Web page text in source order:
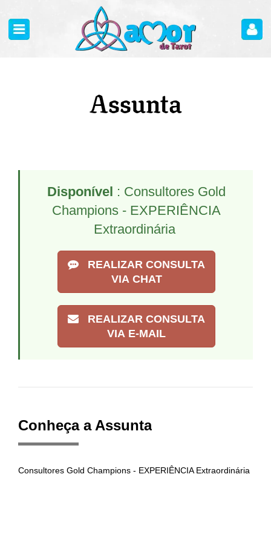
Assunta
Disponível : Consultores Gold
Champions - EXPERIÊNCIA
Extraordinária
REALIZAR CONSULTA
VIA CHAT
REALIZAR CONSULTA
VIA E-MAIL
Conheça a Assunta
Consultores Gold Champions - EXPERIÊNCIA Extraordinária